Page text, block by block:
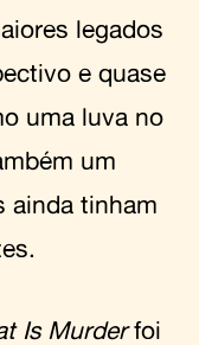
legados
e quase
uma luva no
um
ainda tinham
Is Murderfoi